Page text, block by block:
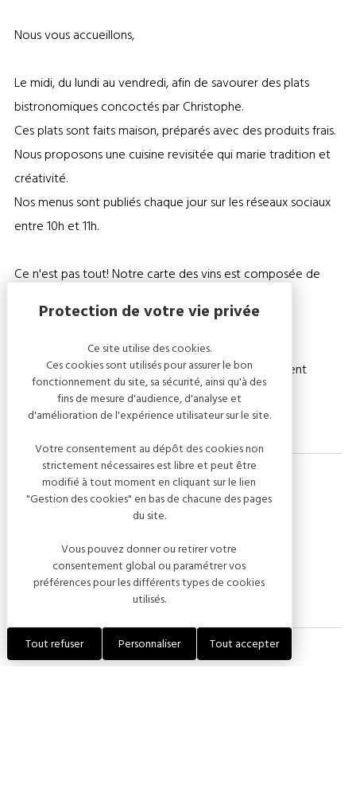
Nous vous accueillons,
Le midi, du lundi au vendredi, afin de savourer des plats
bistronomiques concoctés par Christophe.
Ces plats sont faits maison, préparés avec des produits frais.
Nous proposons une cuisine revisitée qui marie tradition et
créativité.
Nos menus sont publiés chaque jour sur les réseaux sociaux
entre 10h et 11h.
Ce n'est pas tout! Notre carte des vins est composée de
soigneusement sélectionnés pour tous les goûts.
Le Moussec est l'endroit idéal pour passer un moment
convivial dans Les Riceys !
Modes de paiement
Carte bancaire Espèces
Ce site utilise des cookies.
Ces cookies sont utilisés pour assurer le bon
fonctionnement du site, sa sécurité, ainsi qu'à des
fins de mesure d'audience, d'analyse et
d'amélioration de l'expérience utilisateur sur le site.
Votre consentement au dépôt des cookies non
strictement nécessaires est libre et peut être
modifié à tout moment en cliquant sur le lien
"Gestion des cookies" en bas de chacune des pages
du site.
Vous pouvez donner ou retirer votre
consentement global ou paramétrer vos
préférences pour les différents types de cookies
utilisés.
Tout accepter
Tout refuser Personnaliser